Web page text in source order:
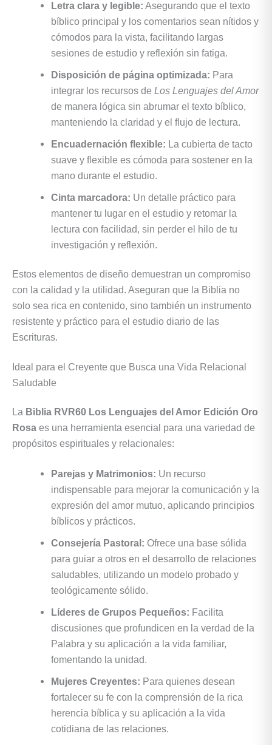
Letra clara y legible: Asegurando que el texto
bíblico principal y los comentarios sean nítidos y
cómodos para la vista, facilitando largas
sesiones de estudio y reflexión sin fatiga.
Disposición de página optimizada: Para
integrar los recursos de Los Lenguajes del Amor
de manera lógica sin abrumar el texto bíblico,
manteniendo la claridad y el flujo de lectura.
Encuadernación flexible: La cubierta de tacto
suave y flexible es cómoda para sostener en la
mano durante el estudio.
Cinta marcadora: Un detalle práctico para
mantener tu lugar en el estudio y retomar la
lectura con facilidad, sin perder el hilo de tu
investigación y reflexión.
Estos elementos de diseño demuestran un compromiso
con la calidad y la utilidad. Aseguran que la Biblia no
solo sea rica en contenido, sino también un instrumento
resistente y práctico para el estudio diario de las
Escrituras.
Ideal para el Creyente que Busca una Vida Relacional
Saludable
La Biblia RVR60 Los Lenguajes del Amor Edición Oro
Rosa es una herramienta esencial para una variedad de
propósitos espirituales y relacionales:
Parejas y Matrimonios: Un recurso
indispensable para mejorar la comunicación y la
expresión del amor mutuo, aplicando principios
bíblicos y prácticos.
Consejería Pastoral: Ofrece una base sólida
para guiar a otros en el desarrollo de relaciones
saludables, utilizando un modelo probado y
teológicamente sólido.
Líderes de Grupos Pequeños: Facilita
discusiones que profundicen en la verdad de la
Palabra y su aplicación a la vida familiar,
fomentando la unidad.
Mujeres Creyentes: Para quienes desean
fortalecer su fe con la comprensión de la rica
herencia bíblica y su aplicación a la vida
cotidiana de las relaciones.